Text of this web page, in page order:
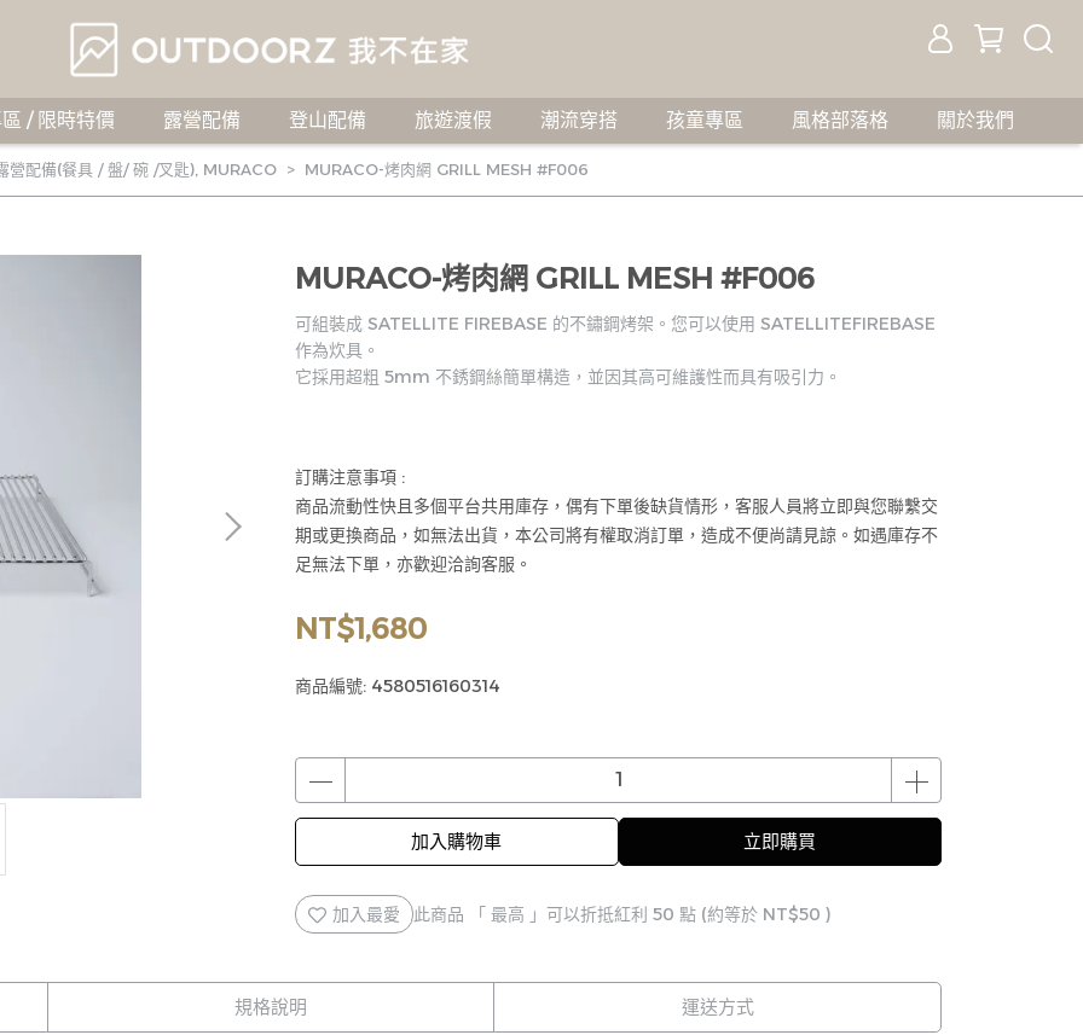
/ 限時特價 露營配備 登山配備 旅遊渡假 潮流穿搭 孩童專區 風格部落格 關於我們
營配備(餐具 / 盤/ 碗 /叉匙), MURACO MURACO-烤肉網 GRILL MESH #F006
MURACO-烤肉網 GRILL MESH #F006
可組裝成 SATELLITE FIREBASE 的不鏽鋼烤架。您可以使用 SATELLITEFIREBASE
作為炊具。
它採用超粗 5mm 不銹鋼絲簡單構造，並因其高可維護性而具有吸引力。
訂購注意事項 :
商品流動性快且多個平台共用庫存，偶有下單後缺貨情形，客服人員將立即與您聯繫交
期或更換商品，如無法出貨，本公司將有權取消訂單，造成不便尚請見諒。如遇庫存不
足無法下單，亦歡迎洽詢客服。
NT$1,680
商品編號: 4580516160314
加入購物車 立即購買
加入最愛 此商品 「 最高 」可以折抵紅利 50 點 (約等於 NT$50 )
規格說明 運送方式